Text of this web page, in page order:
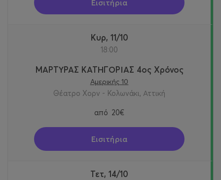
Εισιτήρια
Κυρ, 11/10
18:00
ΜΑΡΤΥΡΑΣ ΚΑΤΗΓΟΡΙΑΣ 4ος Χρόνος
Αμερικής 10
Θέατρο Χορν - Κολωνάκι, Αττική
από 20€
Εισιτήρια
Τετ, 14/10